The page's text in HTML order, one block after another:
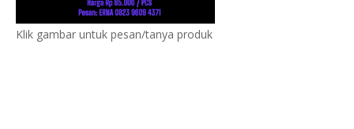
Klik gambar untuk pesan/tanya produk